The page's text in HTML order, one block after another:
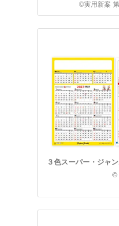
©実用新案
３色スーパー・ジャ
©